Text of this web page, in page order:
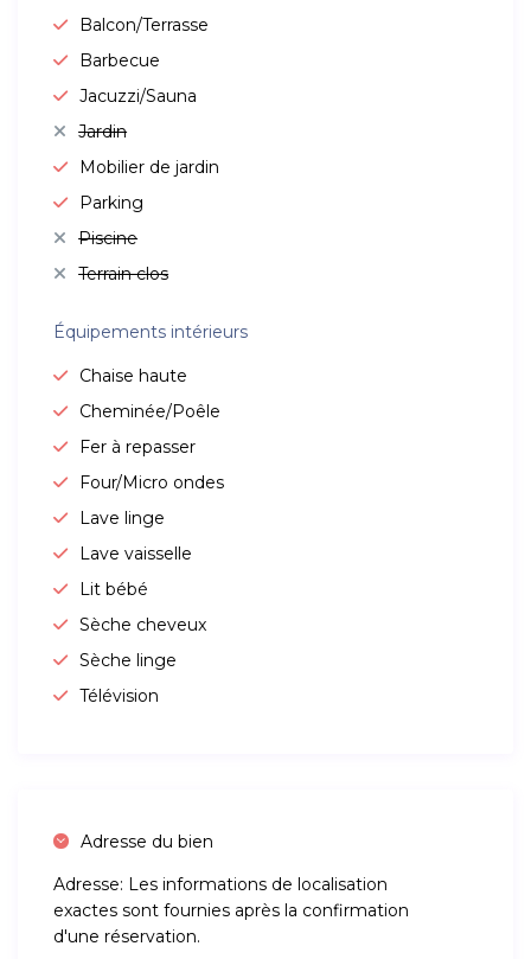
Balcon/Terrasse
Barbecue
Jacuzzi/Sauna
Jardin
Mobilier de jardin
Parking
Piscine
Terrain clos
Équipements intérieurs
Chaise haute
Cheminée/Poêle
Fer à repasser
Four/Micro ondes
Lave linge
Lave vaisselle
Lit bébé
Sèche cheveux
Sèche linge
Télévision
Adresse du bien
Adresse: Les informations de localisation
exactes sont fournies après la confirmation
d'une réservation.